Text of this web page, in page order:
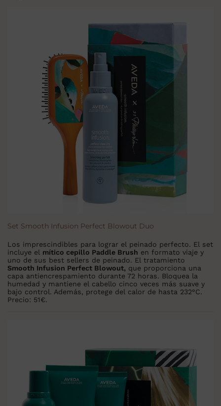
Set Smooth Infusion Perfect Blowout Duo
Los imprescindibles para lograr el peinado perfecto. El set
incluye el mítico cepillo Paddle Brush en formato viaje y
uno de sus best sellers de peinado. El tratamiento
Smooth Infusion Perfect Blowout, que proporciona una
capa antiencrespamiento durante 72 horas. Bloquea la
humedad y mantiene el cabello cinco veces más suave y
bajo control. Además, protege del calor de hasta 232°C.
Precio: 51€.